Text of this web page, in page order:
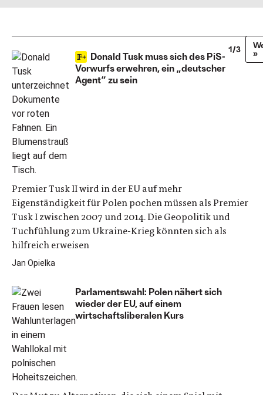
Donald Tusk muss sich des PiS-
Vorwurfs erwehren, ein „deutscher
Agent“ zu sein
Premier Tusk II wird in der EU auf mehr
Eigenständigkeit für Polen pochen müssen als Premier
Tusk I zwischen 2007 und 2014. Die Geopolitik und
Tuchfühlung zum Ukraine-Krieg könnten sich als
hilfreich erweisen
Jan Opielka
Parlamentswahl: Polen nähert sich
wieder der EU, auf einem
wirtschaftsliberalen Kurs
1/3
»